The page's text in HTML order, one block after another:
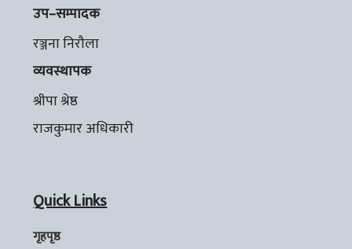
उप–सम्पादक
रञ्जना निरौला
व्यवस्थापक
श्रीपा श्रेष्ठ
राजकुमार अधिकारी
Quick Links
गृहपृष्ठ